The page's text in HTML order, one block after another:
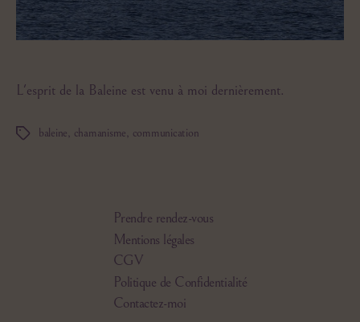
L'esprit de la Baleine est venu à moi dernièrement.
Étiquettes
baleine, chamanisme, communication
Prendre rendez-vous
Mentions légales
CGV
Politique de Confidentialité
Contactez-moi